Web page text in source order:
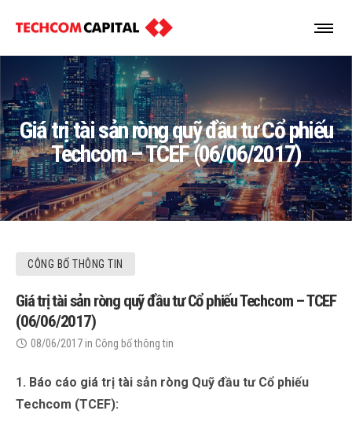
Giá trị tài sản ròng quỹ đầu tư Cổ phiếu
Techcom – TCEF (06/06/2017)
CÔNG BỐ THÔNG TIN
Giá trị tài sản ròng quỹ đầu tư Cổ phiếu Techcom – TCEF
(06/06/2017)
08/06/2017in Công bố thông tin
1. Báo cáo giá trị tài sản ròng Quỹ đầu tư Cổ phiếu
Techcom (TCEF):